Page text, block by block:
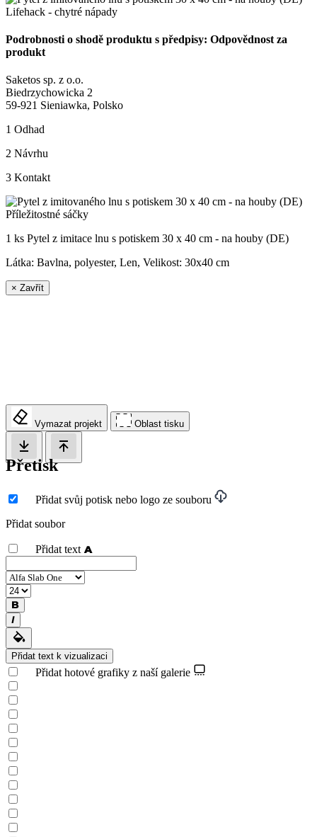
Podrobnosti o shodě produktu s předpisy: Odpovědnost za
produkt
Saketos sp. z o.o.
Biedrzychowicka 2
59-921 Sieniawka, Polsko
1 Odhad
2 Návrhu
3 Kontakt
1 ks Pytel z imitace lnu s potiskem 30 x 40 cm - na houby (DE)
Látka: Bavlna, polyester, Len, Velikost: 30x40 cm
× Zavřít
Vymazat projekt Oblast tisku
Přetisk
Přidat svůj potisk nebo logo ze souboru
Přidat soubor
Přidat text
Přidat text k vizualizaci
Přidat hotové grafiky z naší galerie